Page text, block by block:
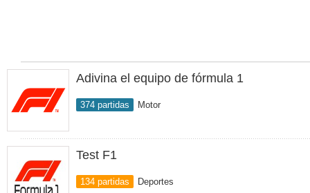
Adivina el equipo de fórmula 1
374 partidas Motor
Test F1
134 partidas Deportes